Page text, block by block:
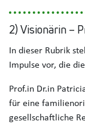
2) Visionärin –
In dieser Rubrik
Impulse vor, die
Prof.in Dr.in
für eine
gesellschaftliche